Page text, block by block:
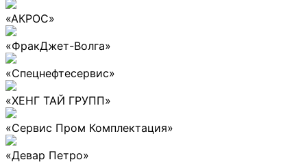
«АКРОС»
«ФракДжет-Волга»
«Спецнефтесервис»
«ХЕНГ ТАЙ ГРУПП»
«Сервис Пром Комплектация»
«Девар Петро»